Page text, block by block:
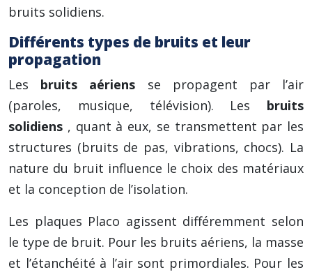
bruits solidiens.
Différents types de bruits et leur
propagation
Les bruits aériens se propagent par l’air
(paroles, musique, télévision). Les bruits
solidiens , quant à eux, se transmettent par les
structures (bruits de pas, vibrations, chocs). La
nature du bruit influence le choix des matériaux
et la conception de l’isolation.
Les plaques Placo agissent différemment selon
le type de bruit. Pour les bruits aériens, la masse
et l’étanchéité à l’air sont primordiales. Pour les